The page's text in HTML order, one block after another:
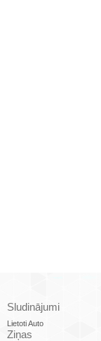
Sludinājumi
Lietoti Auto
Ziņas